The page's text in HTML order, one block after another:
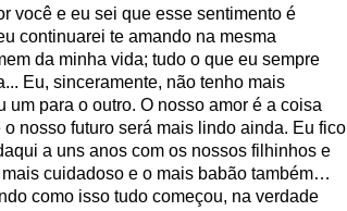
você e eu sei que esse sentimento é
continuarei te amando na mesma
da minha vida; tudo o que eu sempre
Eu, sinceramente, não tenho mais
para o outro. O nosso amor é a coisa
nosso futuro será mais lindo ainda. Eu fico
a uns anos com os nossos filhinhos e
cuidadoso e o mais babão também…
como isso tudo começou, na verdade